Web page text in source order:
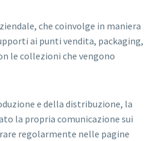
che coinvolge in maniera
ai punti vendita, packaging,
le collezioni che vengono
e della distribuzione, la
la propria comunicazione sui
regolarmente nelle pagine